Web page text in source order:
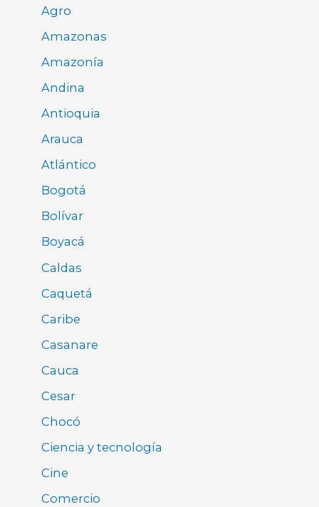
Agro
Amazonas
Amazonía
Andina
Antioquia
Arauca
Atlántico
Bogotá
Bolívar
Boyacá
Caldas
Caquetá
Caribe
Casanare
Cauca
Cesar
Chocó
Ciencia y tecnología
Cine
Comercio